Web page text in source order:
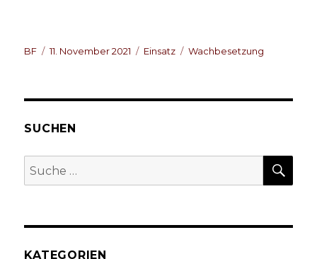
Autor
BF
Veröffentlicht
11. November 2021 Kategorien
Einsatz Schlagwörter
Wachbesetzung
SUCHEN
Suche
nach:
KATEGORIEN